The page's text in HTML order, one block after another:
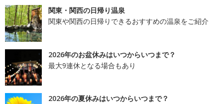
関東・関西の日帰り温泉
関東や関西の日帰りできるおすすめの温泉をご紹介
2026年のお盆休みはいつからいつまで？
最大9連休となる場合もあり
2026年の夏休みはいつからいつまで？